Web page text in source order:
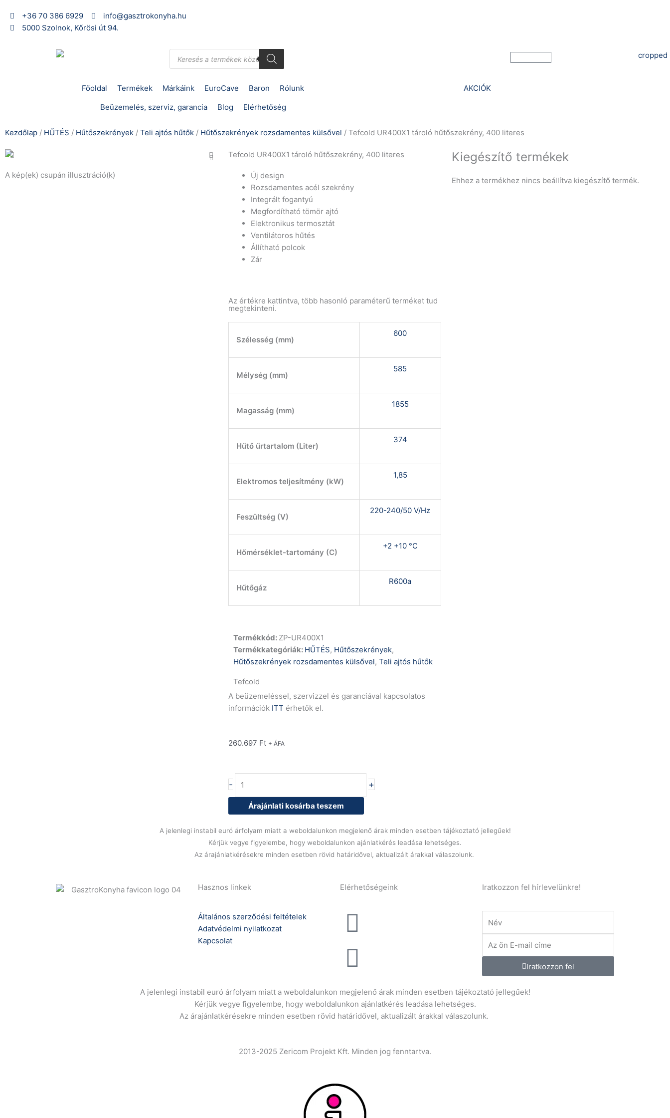
content
+36 70 386 6929
info@gasztrokonyha.hu
5000 Szolnok, Kőrösi út 94.
Products
search Kosár
Főoldal Termékek Márkáink EuroCave Baron
Rólunk
Beüzemelés, szerviz, garancia
Blog Elérhetőség
AKCIÓK
Kezdőlap / HŰTÉS / Hűtőszekrények / Teli ajtós hűtők / Hűtőszekrények rozsdamentes külsővel / Tefcold UR400X1 tároló hűtőszekrény, 400 literes
A kép(ek) csupán illusztráció(k)
Tefcold UR400X1 tároló hűtőszekrény, 400 literes
Új design
Rozsdamentes acél szekrény
Integrált fogantyú
Megfordítható tömör ajtó
Elektronikus termosztát
Ventilátoros hűtés
Állítható polcok
Zár
Az értékre kattintva, több hasonló paraméterű terméket tud
megtekinteni.
Szélesség (mm)
600
Mélység (mm)
585
Magasság (mm)
1855
Hűtő űrtartalom (Liter)
374
Elektromos teljesítmény (kW)
1,85
Feszültség (V)
220-240/50 V/Hz
Hőmérséklet-tartomány (C)
+2 +10 °C
Hűtőgáz
R600a
Termékkód: ZP-UR400X1
Termékkategóriák: HŰTÉS, Hűtőszekrények,
Hűtőszekrények rozsdamentes külsővel, Teli ajtós hűtők
Tefcold
A beüzemeléssel, szervizzel és garanciával kapcsolatos
információk ITT érhetők el.
260.697 Ft + ÁFA
-
UR400X1
tároló
hűtőszekrény,
400
literes
mennyiség
+
Árajánlati kosárba teszem
Kiegészítő termékek
Ehhez a termékhez nincs beállítva kiegészítő termék.
A jelenlegi instabil euró árfolyam miatt a weboldalunkon megjelenő árak minden esetben tájékoztató jellegűek!
Kérjük vegye figyelembe, hogy weboldalunkon ajánlatkérés leadása lehetséges.
Az árajánlatkérésekre minden esetben rövid határidővel, aktualizált árakkal válaszolunk.
Hasznos linkek
Általános szerződési feltételek
Adatvédelmi nyilatkozat
Kapcsolat
Elérhetőségeink Iratkozzon fel hírlevelünkre!
mail
Iratkozzon fel
A jelenlegi instabil euró árfolyam miatt a weboldalunkon megjelenő árak minden esetben tájékoztató jellegűek!
Kérjük vegye figyelembe, hogy weboldalunkon ajánlatkérés leadása lehetséges.
Az árajánlatkérésekre minden esetben rövid határidővel, aktualizált árakkal válaszolunk.
2013-2025 Zericom Projekt Kft. Minden jog fenntartva.